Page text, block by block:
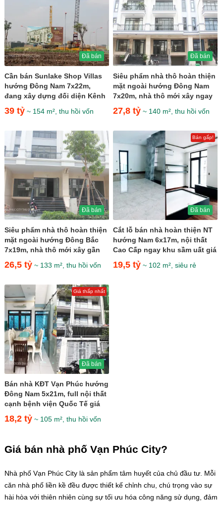
Đã bán
Cần bán Sunlake Shop Villas
hướng Đông Nam 7x22m,
đang xây dựng đối diện Kênh
Sông Trăng giá 39 tỷ
39 tỷ ~ 154 m², thu hồi vốn
Đã bán
Siêu phẩm nhà thô hoàn thiện
mặt ngoài hướng Đông Nam
7x20m, nhà thô mới xây ngay
khu sầm uất giá 27,8...
27,8 tỷ ~ 140 m², thu hồi vốn
Đã bán
Siêu phẩm nhà thô hoàn thiện
mặt ngoài hướng Đông Bắc
7x19m, nhà thô mới xây gần
kề Kênh Sông Trăng...
26,5 tỷ ~ 133 m², thu hồi vốn
Bán gấp!
Đã bán
Cắt lỗ bán nhà hoàn thiện NT
hướng Nam 6x17m, nội thất
Cao Cấp ngay khu sầm uất giá
19,5 tỷ ~ 102 m², siêu rẻ
Giá thấp nhất
Đã bán
Bán nhà KĐT Vạn Phúc hướng
Đông Nam 5x21m, full nội thất
cạnh bệnh viện Quốc Tế giá
18,2 tỷ ~ 105 m², thu hồi vốn
Giá bán nhà phố Vạn Phúc City?
Nhà phố Vạn Phúc City là sản phẩm tâm huyết của chủ đầu tư. Mỗi
căn nhà phố liền kề đều được thiết kế chỉnh chu, chú trọng vào sự
hài hòa với thiên nhiên cùng sự tối ưu hóa công năng sử dụng, đảm